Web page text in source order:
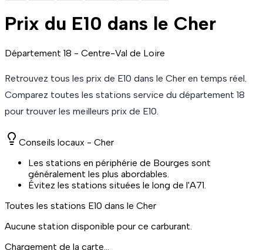
Prix du E10 dans le Cher
Département 18 - Centre-Val de Loire
Retrouvez tous les prix de E10 dans le Cher en temps réel.
Comparez toutes les stations service du département 18
pour trouver les meilleurs prix de E10.
Conseils locaux - Cher
Les stations en périphérie de Bourges sont
généralement les plus abordables.
Évitez les stations situées le long de l'A71.
Toutes les stations E10 dans le Cher
Aucune station disponible pour ce carburant.
Chargement de la carte...